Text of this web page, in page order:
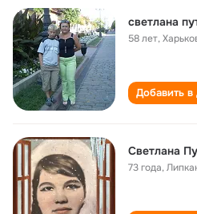
светлана
58 лет,
Добавить в
Светлана
73 года,